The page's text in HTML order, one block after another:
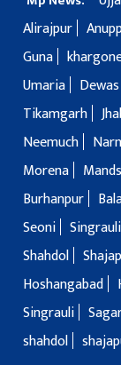
Alirajpur
Guna
Umaria
Dewas
Tikamgarh
Neemuch
Morena
Burhanpur
Seoni Singrauli
Shahdol
Hoshangabad
Singrauli
shahdol